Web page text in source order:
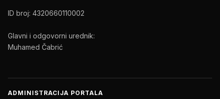
ID broj: 4320660110002
Glavni i odgovorni urednik:
Muhamed Čabrić
ADMINISTRACIJA PORTALA